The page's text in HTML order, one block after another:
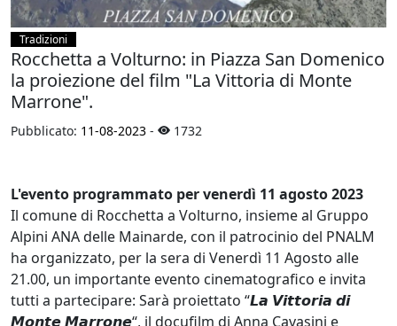
Tradizioni
Rocchetta a Volturno: in Piazza San Domenico
la proiezione del film "La Vittoria di Monte
Marrone".
Pubblicato: 11-08-2023 - 1732
L'evento programmato per venerdì 11 agosto 2023
Il comune di Rocchetta a Volturno, insieme al Gruppo
Alpini ANA delle Mainarde, con il patrocinio del PNALM
ha organizzato, per la sera di Venerdì 11 Agosto alle
21.00, un importante evento cinematografico e invita
tutti a partecipare: Sarà proiettato “𝙇𝙖 𝙑𝙞𝙩𝙩𝙤𝙧𝙞𝙖 𝙙𝙞
𝙈𝙤𝙣𝙩𝙚 𝙈𝙖𝙧𝙧𝙤𝙣𝙚“, il docufilm di Anna Cavasini e